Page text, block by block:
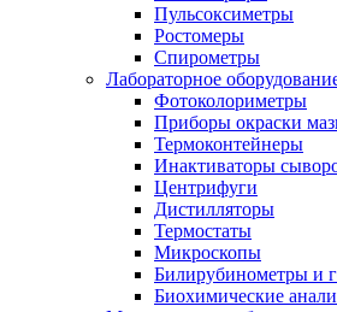
Пульсоксиметры
Ростомеры
Спирометры
Лабораторное
Фотоколориметры
Приборы окраски
Термоконтейнеры
Инактиваторы
Центрифуги
Дистилляторы
Термостаты
Микроскопы
Билирубинометры и
Биохимические